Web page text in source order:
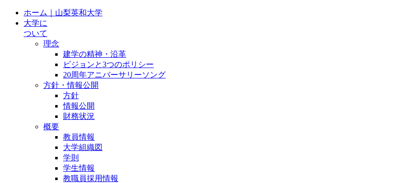
ホーム｜山梨英和大学
大学に
ついて
理念
建学の精神・沿革
ビジョンと3つのポリシー
20周年アニバーサリーソング
方針・情報公開
方針
情報公開
財務状況
概要
教員情報
大学組織図
学則
学生情報
教職員採用情報